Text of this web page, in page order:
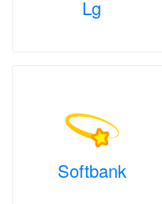
Lg
Softbank